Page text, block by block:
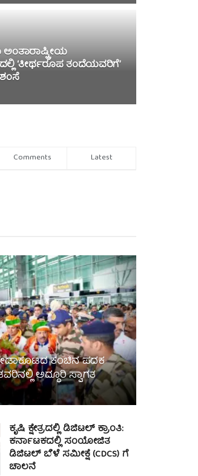
‘ತೀರ್ಥರೂಪ ತಂದೆಯವರಿಗೆ’
Comments Latest
ಕಂಚಿನ ಪದಕ
ಅದ್ಧೂರಿ ಸ್ವಾಗತ
ಕೃಷಿ ಕ್ಷೇತ್ರದಲ್ಲಿ ಡಿಜಿಟಲ್ ಕ್ರಾಂತಿ:
ಕರ್ನಾಟಕದಲ್ಲಿ ಸಂಯೋಜಿತ
ಡಿಜಿಟಲ್ ಬೆಳೆ ಸಮೀಕ್ಷೆ (CDCS) ಗೆ
ಚಾಲನೆ